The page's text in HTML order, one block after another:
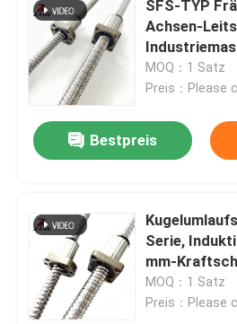
YYC- -zahnstangentrieb
Kugelumlaufspindel-Enden-
Getriebe Nidec Shimpo
Linearführungsschlitten
Linearbewegungsführung
SFS-TYP
Achsen-
MOQ：1 Satz
Preis：Please
Bestpreis
Serie,
mm-
MOQ：1 Satz
Preis：Please